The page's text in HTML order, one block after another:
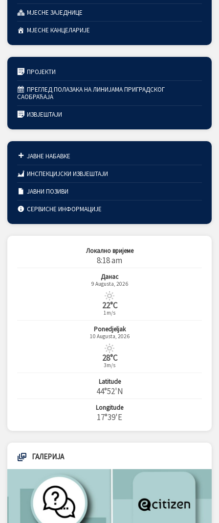
МЈЕСНЕ ЗАЈЕДНИЦЕ
МЈЕСНЕ КАНЦЕЛАРИЈЕ
ПРОЈЕКТИ
ПРЕГЛЕД ПОЛАЗАКА НА ЛИНИЈАМА ПРИГРАДСКОГ
САОБРАЋАЈА
ИЗВЈЕШТАЈИ
ЈАВНЕ НАБАВКЕ
ИНСПЕКЦИЈСКИ ИЗВЈЕШТАЈИ
ЈАВНИ ПОЗИВИ
СЕРВИСНЕ ИНФОРМАЦИЈЕ
Локално вријеме
8:18 am
Данас
9 Augusta, 2026
22°C
1m/s
Ponedjeljak
10 Augusta, 2026
28°C
3m/s
Latitude
44°52'N
Longitude
17°39'E
ГАЛЕРИЈА